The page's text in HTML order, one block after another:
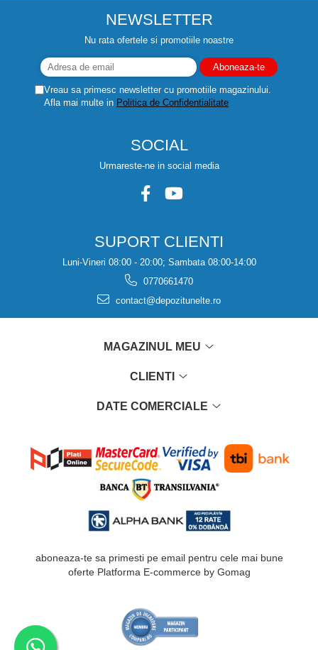
NEWSLETTER
Nu rata ofertele si promotiile noastre
Vreau sa primesc newsletter cu promotiile magazinului.
Afla mai multe in Politica de Confidentialitate
SOCIAL
Urmareste-ne in social media
SUPORT CLIENTI
Luni-Vineri 08:00 - 20:00; Sambata 08:00-14:00
0770661470
contact@depozitunelte.ro
MAGAZINUL MEU
CLIENTI
DATE COMERCIALE
aboneaza-te sa primesti pe email pentru cele mai bune
oferte Platforma E-commerce by Gomag